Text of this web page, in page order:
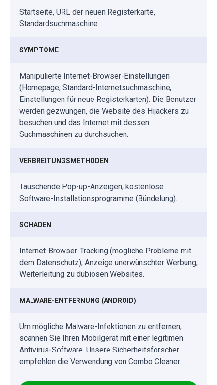
Startseite, URL der neuen Registerkarte,
Standardsuchmaschine
SYMPTOME
Manipulierte Internet-Browser-Einstellungen
(Homepage, Standard-Internetsuchmaschine,
Einstellungen für neue Registerkarten). Die Benutzer
werden gezwungen, die Website des Hijackers zu
besuchen und das Internet mit dessen
Suchmaschinen zu durchsuchen.
VERBREITUNGSMETHODEN
Täuschende Pop-up-Anzeigen, kostenlose
Software-Installationsprogramme (Bündelung).
SCHADEN
Internet-Browser-Tracking (mögliche Probleme mit
dem Datenschutz), Anzeige unerwünschter Werbung,
Weiterleitung zu dubiosen Websites.
MALWARE-ENTFERNUNG (ANDROID)
Um mögliche Malware-Infektionen zu entfernen,
scannen Sie Ihren Mobilgerät mit einer legitimen
Antivirus-Software. Unsere Sicherheitsforscher
empfehlen die Verwendung von Combo Cleaner.